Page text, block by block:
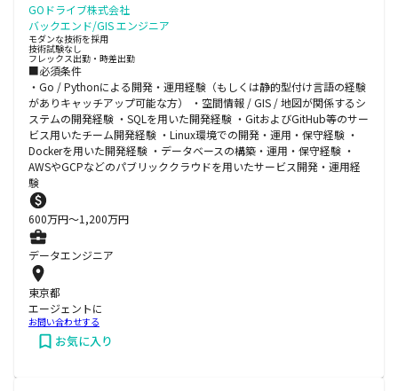
GOドライブ株式会社
バックエンド/GIS エンジニア
モダンな技術を採用
技術試験なし
フレックス出勤・時差出勤
■必須条件
・Go / Pythonによる開発・運用経験（もしくは静的型付け言語の経験
がありキャッチアップ可能な方） ・空間情報 / GIS / 地図が関係するシ
ステムの開発経験 ・SQLを用いた開発経験 ・GitおよびGitHub等のサー
ビス用いたチーム開発経験 ・Linux環境での開発・運用・保守経験 ・
Dockerを用いた開発経験 ・データベースの構築・運用・保守経験 ・
AWSやGCPなどのパブリッククラウドを用いたサービス開発・運用経
験
600万円〜1,200万円
データエンジニア
東京都
エージェントに
お問い合わせする
お気に入り